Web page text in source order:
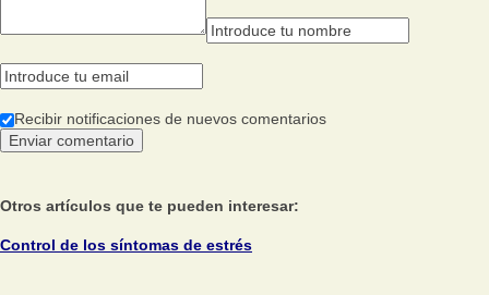
Recibir notificaciones de nuevos comentarios
Otros artículos que te pueden interesar:
Control de los síntomas de estrés